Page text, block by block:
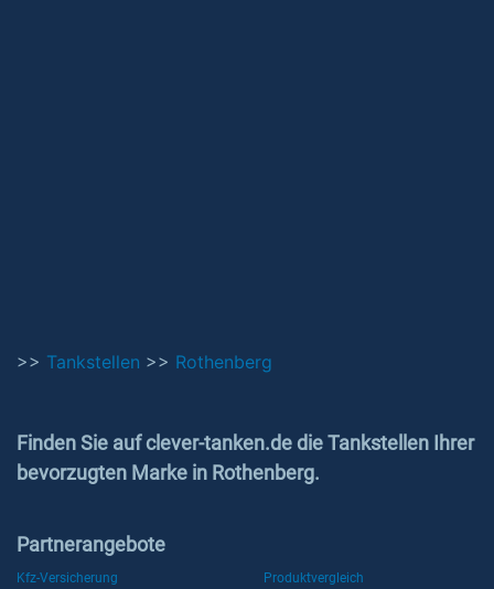
>> Tankstellen >> Rothenberg
Finden Sie auf clever-tanken.de die Tankstellen Ihrer
bevorzugten Marke in Rothenberg.
Partnerangebote
Kfz-Versicherung
Produktvergleich